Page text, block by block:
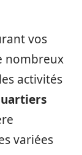
vos
nombreux
activités
variées